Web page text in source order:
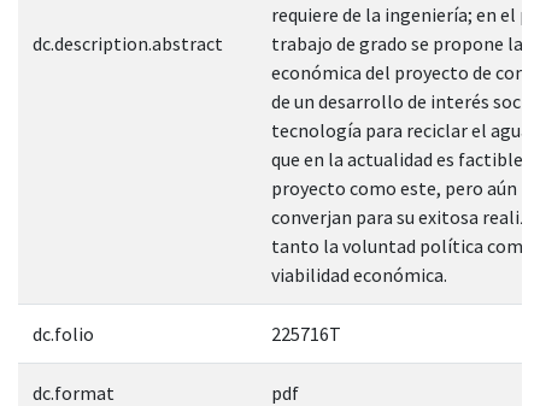
dc.description.abstract
requiere de la ingeniería; en el
trabajo de grado se propone la
económica del proyecto de
de un desarrollo de interés
tecnología para reciclar el agua;
que en la actualidad es factible
proyecto como este, pero aún
converjan para su exitosa
tanto la voluntad política como
viabilidad económica.
dc.folio 225716T
dc.format pdf